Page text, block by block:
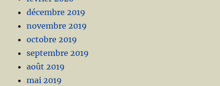
décembre 2019
novembre 2019
octobre 2019
septembre 2019
août 2019
mai 2019